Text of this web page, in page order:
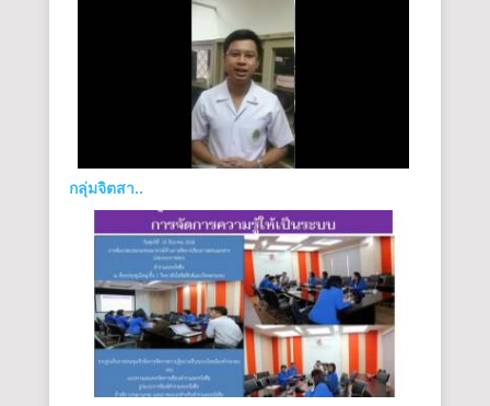
กลุ่มจิตสา..